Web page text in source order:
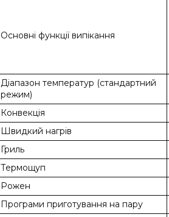
Основні функції випікання
Діапазон температур (стандартний
режим)
Конвекція
Швидкий нагрів
Гриль
Термощуп
Рожен
Програми приготування на пару